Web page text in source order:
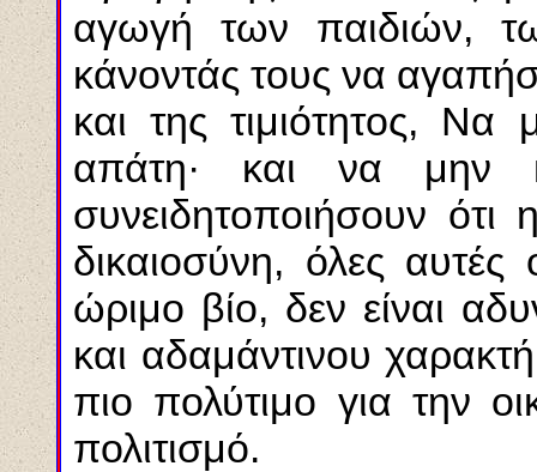
αγωγή των παιδιών,
κάνοντάς τους να
και της τιμιότητος,
απάτη· και να μην
συνειδητοποιήσουν ότι
δικαιοσύνη, όλες
ώριμο βίο, δεν είναι
και αδαμάντινου
πιο πολύτιμο για την
πολιτισμό.